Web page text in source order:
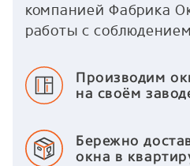
компанией Фабрика
работы с
Производим
на своём
Бережно
окна в